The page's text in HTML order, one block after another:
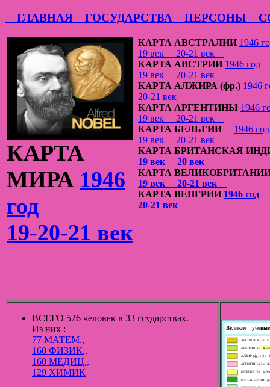
ГЛАВНАЯ ГОСУДАРСТВА ПЕРСОНЫ
КАРТА
МИРА 1946
год
19-20-21 век
КАРТА АВСТРAЛИИ 1946
19 век 20-21 век
КАРТА АВСТРИИ 1946 год
19 век 20-21 век
КАРТА АЛЖИРА (фр.) 1946
20-21 век
КАРТА АРГЕНТИНЫ 1946
19 век 20-21 век
КАРТА БЕЛЬГИИ 1946 год
19 век 20-21 век
КАРТА БРИТАНСКАЯ
19 век
20 век
КАРТА
19 век 20-21 век
КАРТА ВЕНГРИИ 1946 год
20-21 век
ВСЕГО 526 человек в 33 гсударствах.
Из них :
77 МАТЕМ.,
160 ФИЗИК.,
160 МЕДИЦ.,
129 ХИМИК